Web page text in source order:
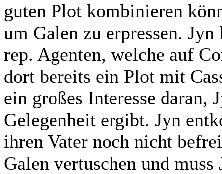
guten Plot kombinieren
um Galen zu erpressen.
rep. Agenten, welche auf
dort bereits ein Plot mit
ein großes Interesse daran,
Gelegenheit ergibt. Jyn
ihren Vater noch nicht
Galen vertuschen und